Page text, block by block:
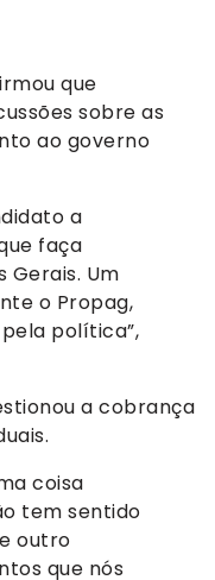
que
sobre as
ao governo
a
faça
Gerais. Um
o Propag,
política”,
a cobrança
coisa
tem sentido
outro
que nós